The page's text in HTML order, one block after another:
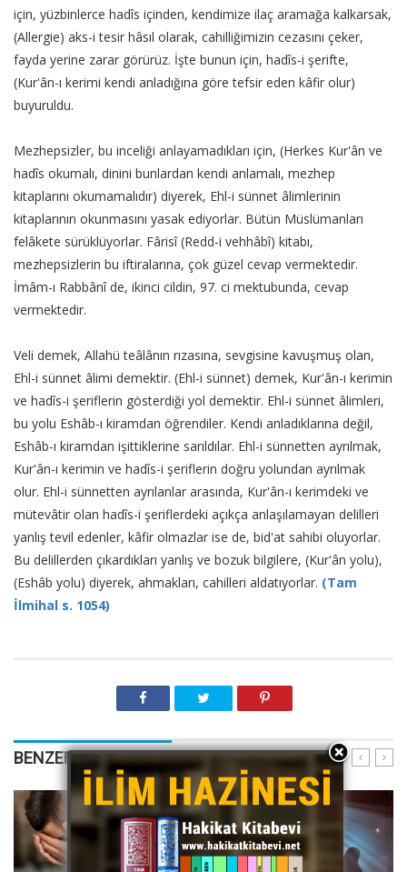
için, yüzbinlerce hadîs içinden, kendimize ilaç aramağa kalkarsak,
(Allergie) aks-i tesir hâsıl olarak, cahilliğimizin cezasını çeker,
fayda yerine zarar görürüz. İşte bunun için, hadîs-i şerifte,
(Kur'ân-ı kerimi kendi anladığına göre tefsir eden kâfir olur)
buyuruldu.
Mezhepsizler, bu inceliği anlayamadıkları için, (Herkes Kur'ân ve
hadîs okumalı, dinini bunlardan kendi anlamalı, mezhep
kitaplarını okumamalıdır) diyerek, Ehl-i sünnet âlimlerinin
kitaplarının okunmasını yasak ediyorlar. Bütün Müslümanları
felâkete sürüklüyorlar. Fârisî (Redd-i vehhâbî) kitabı,
mezhepsizlerin bu iftiralarına, çok güzel cevap vermektedir.
İmâm-ı Rabbânî de, ikinci cildin, 97. ci mektubunda, cevap
vermektedir.
Veli demek, Allahü teâlânın rızasına, sevgisine kavuşmuş olan,
Ehl-i sünnet âlimi demektir. (Ehl-i sünnet) demek, Kur'ân-ı kerimin
ve hadîs-i şeriflerin gösterdiği yol demektir. Ehl-i sünnet âlimleri,
bu yolu Eshâb-ı kiramdan öğrendiler. Kendi anladıklarına değil,
Eshâb-ı kiramdan işittiklerine sarıldılar. Ehl-i sünnetten ayrılmak,
Kur'ân-ı kerimin ve hadîs-i şeriflerin doğru yolundan ayrılmak
olur. Ehl-i sünnetten ayrılanlar arasında, Kur'ân-ı kerimdeki ve
mütevâtir olan hadîs-i şeriflerdeki açıkça anlaşılamayan delilleri
yanlış tevil edenler, kâfir olmazlar ise de, bid'at sahibi oluyorlar.
Bu delillerden çıkardıkları yanlış ve bozuk bilgilere, (Kur'ân yolu),
(Eshâb yolu) diyerek, ahmakları, cahilleri aldatıyorlar. (Tam
İlmihal s. 1054)
BENZER YAZILARIMIZ